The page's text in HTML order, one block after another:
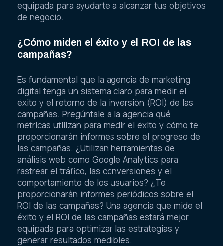
equipada para ayudarte a alcanzar tus objetivos
de negocio.
¿Cómo miden el éxito y el ROI de las
campañas?
Es fundamental que la agencia de marketing
digital tenga un sistema claro para medir el
éxito y el retorno de la inversión (ROI) de las
campañas. Pregúntale a la agencia qué
métricas utilizan para medir el éxito y cómo te
proporcionarán informes sobre el progreso de
las campañas. ¿Utilizan herramientas de
análisis web como Google Analytics para
rastrear el tráfico, las conversiones y el
comportamiento de los usuarios? ¿Te
proporcionarán informes periódicos sobre el
ROI de las campañas? Una agencia que mide el
éxito y el ROI de las campañas estará mejor
equipada para optimizar las estrategias y
generar resultados medibles.